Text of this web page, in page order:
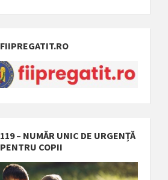
FIIPREGATIT.RO
119 – NUMĂR UNIC DE URGENȚĂ
PENTRU COPII